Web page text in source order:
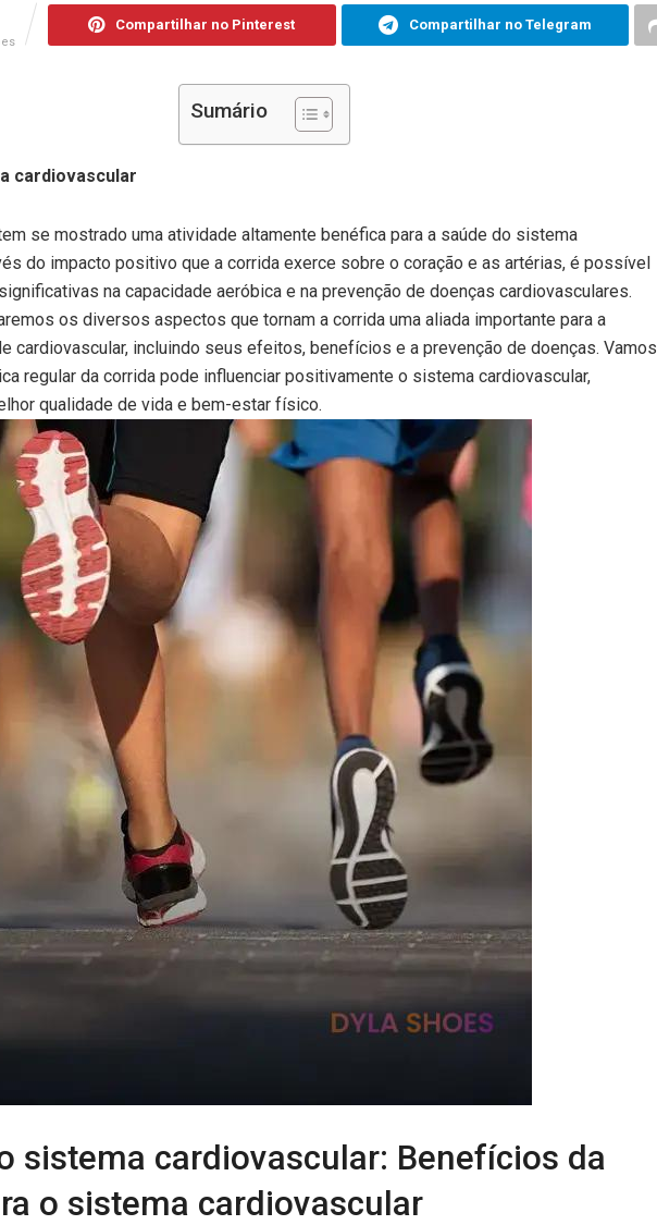
Compartilhar no Pinterest Compartilhar no Telegram
Sumário
cardiovascular
se mostrado uma atividade altamente benéfica para a saúde do sistema
do impacto positivo que a corrida exerce sobre o coração e as artérias, é possível
na capacidade aeróbica e na prevenção de doenças cardiovasculares.
os diversos aspectos que tornam a corrida uma aliada importante para a
cardiovascular, incluindo seus efeitos, benefícios e a prevenção de doenças. Vamos
regular da corrida pode influenciar positivamente o sistema cardiovascular,
qualidade de vida e bem-estar físico.
sistema cardiovascular: Benefícios da
o sistema cardiovascular